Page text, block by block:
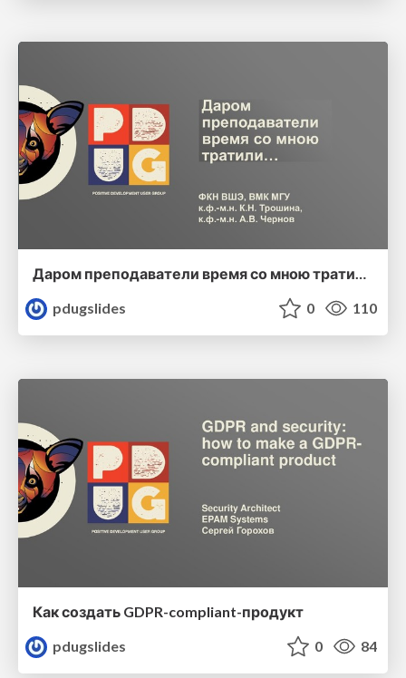
Даром преподаватели время со мною тратили…
pdugslides
0 110
Как создать GDPR-compliant-продукт
pdugslides
0 84